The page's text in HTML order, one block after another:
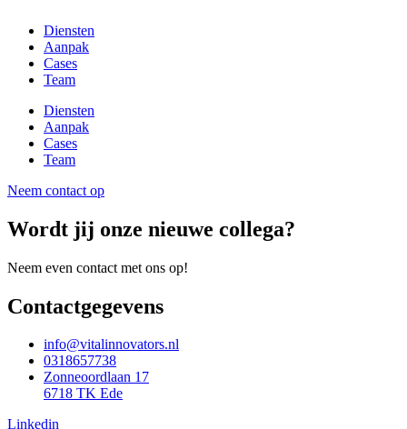
Diensten
Aanpak
Cases
Team
Diensten
Aanpak
Cases
Team
Neem contact op
Wordt jij onze nieuwe collega?
Neem even contact met ons op!
Contactgegevens
info@vitalinnovators.nl
0318657738
Zonneoordlaan 17
6718 TK Ede
Linkedin